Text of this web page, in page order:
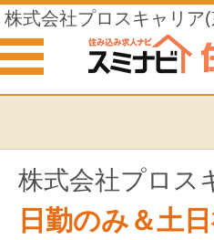
株式会社プロスキャリア
株式会社プロス
日勤のみ＆土